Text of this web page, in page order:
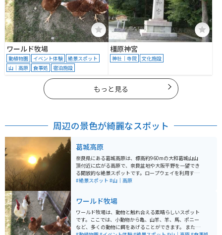
ワールド牧場
動植物園 イベント体験
絶景スポット
山｜高原
食事処 宿泊施設
橿原神宮
神社｜寺院 文化施設
もっと見る
周辺の景色が綺麗なスポット
葛城高原
奈良県にある葛城高原は、標高約960mの大和葛城山山
頂付近に広がる高原で、奈良盆地や大阪平野を一望でき
る開放的な絶景スポットです。ロープウェイを利用すれ
ば気軽に山上までアクセスでき、そこから徒歩で展望エ
秋にはススキの大草原が広がるなど、四季ごとに異なる
景色が魅力です。 遊歩道や自然探究路も整備されてお
り、ハイキングやのんびり散策にも最適。山頂にはロッ
ジや売店もあり、景色を眺めながら休憩できます。バイ
クの場合は麓まで快適にアクセスでき、駐車場もあるた
#絶景スポット #山｜高原
ワールド牧場
ワールド牧場は、動物と触れ合える素晴らしいスポット
です。ここでは、小動物から亀、山羊、羊、馬、ポニー
など、多くの動物に餌をあげることができます。 また、